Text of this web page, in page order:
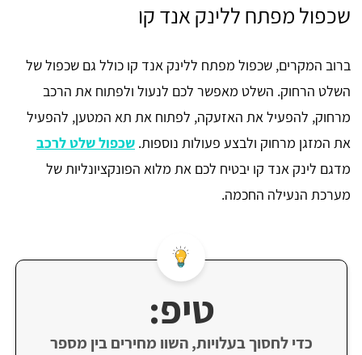
שכפול מפתח ללינק אנד קו
ברוב המקרים, שכפול מפתח ללינק אנד קו כולל גם שכפול של
השלט הרחוק. השלט מאפשר לכם לנעול ולפתוח את הרכב
מרחוק, להפעיל את האזעקה, לפתוח את תא המטען, להפעיל
את המזגן מרחוק ולבצע פעולות נוספות. שכפול שלט לרכב
מדגם לינק אנד קו יבטיח לכם את מלוא הפונקציונליות של
מערכת הנעילה החכמה.
טיפ:
כדי לחסוך בעלויות, השוו מחירים בין מספר